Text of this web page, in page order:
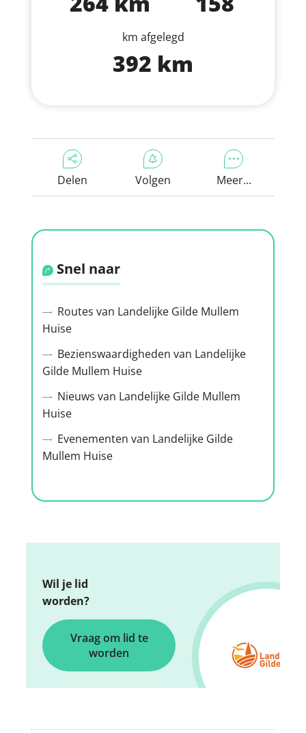
km afgelegd
392 km
Delen Volgen Meer...
Snel naar
Routes van Landelijke Gilde Mullem
Huise
Bezienswaardigheden van Landelijke
Gilde Mullem Huise
Nieuws van Landelijke Gilde Mullem
Huise
Evenementen van Landelijke Gilde
Mullem Huise
Wil je lid
worden?
Vraag om lid te
worden